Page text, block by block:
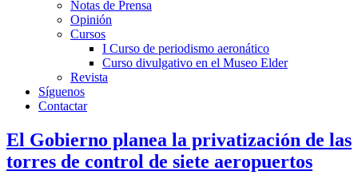
Notas de Prensa
Opinión
Cursos
I Curso de periodismo aeronático
Curso divulgativo en el Museo Elder
Revista
Síguenos
Contactar
El Gobierno planea la privatización de las
torres de control de siete aeropuertos